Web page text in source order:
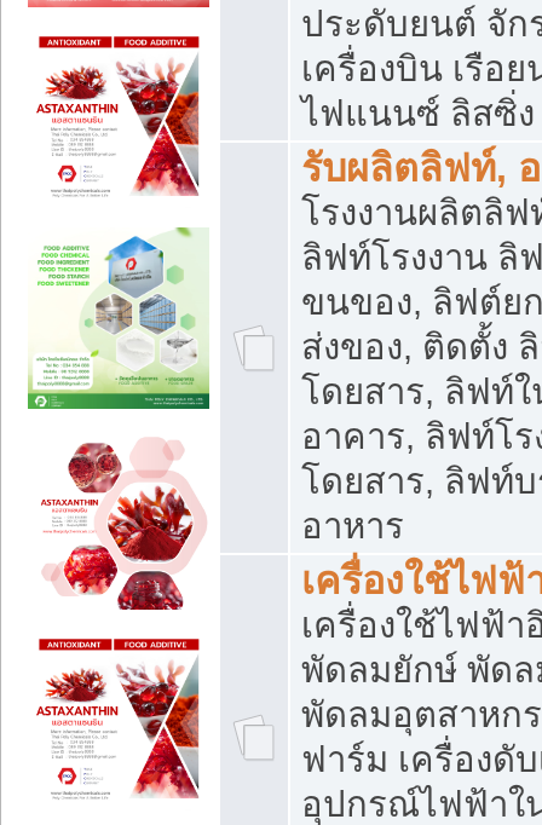
ประดับยนต์ จัก
เครื่องบิน เรือ
ไฟแนนซ์ ลิสซิ่ง
รับผลิตลิฟท์,
โรงงานผลิตลิ
ลิฟท์โรงงาน ลิ
ขนของ, ลิฟต์ย
ส่งของ, ติดตั้ง
โดยสาร, ลิฟท์
อาคาร, ลิฟท์โ
โดยสาร, ลิฟท์
อาหาร
เครื่องใช้ไฟฟ้
เครื่องใช้ไฟฟ้า
พัดลมยักษ์ พัด
พัดลมอุตสาหก
ฟาร์ม เครื่องดั
อุปกรณ์ไฟฟ้าใ